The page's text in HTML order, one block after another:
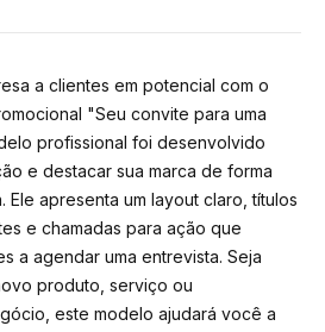
a clientes em potencial com o
"Seu convite para uma
profissional foi desenvolvido
e destacar sua marca de forma
Ele apresenta um layout claro, títulos
e chamadas para ação que
a agendar uma entrevista. Seja
produto, serviço ou
este modelo ajudará você a